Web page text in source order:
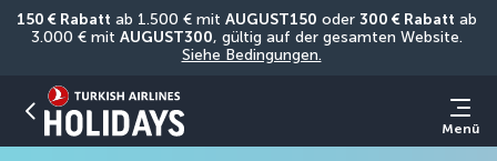
150 € Rabatt ab 1.500 € mit AUGUST150 oder 300 € Rabatt ab
3.000 € mit AUGUST300
Siehe Bedingungen.
Menü